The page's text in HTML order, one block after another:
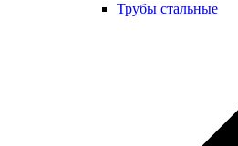
Трубы стальные